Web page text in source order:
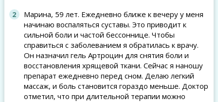
Марина, 59 лет. Ежедневно ближе к вечеру у меня
начинаю воспаляться суставы. Это приводит к
сильной боли и частой бессоннице. Чтобы
справиться с заболеванием я обратилась к врачу.
Он назначил гель Артроцин для снятия боли и
восстановления хрящевой ткани. Сейчас я наношу
препарат ежедневно перед сном. Делаю легкий
массаж, и боль становится гораздо меньше. Доктор
отметил, что при длительной терапии можно